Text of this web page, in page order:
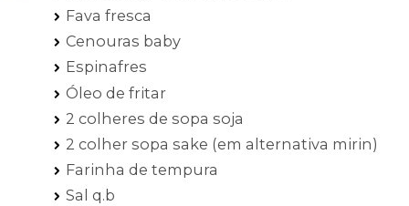
Fava fresca
Cenouras baby
Espinafres
Óleo de fritar
2 colheres de sopa soja
2 colher sopa sake (em alternativa mirin)
Farinha de tempura
Sal q.b